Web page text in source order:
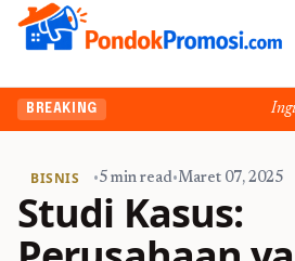
BREAKING
BISNIS •5 min read•Maret 07, 2025
Studi Kasus: